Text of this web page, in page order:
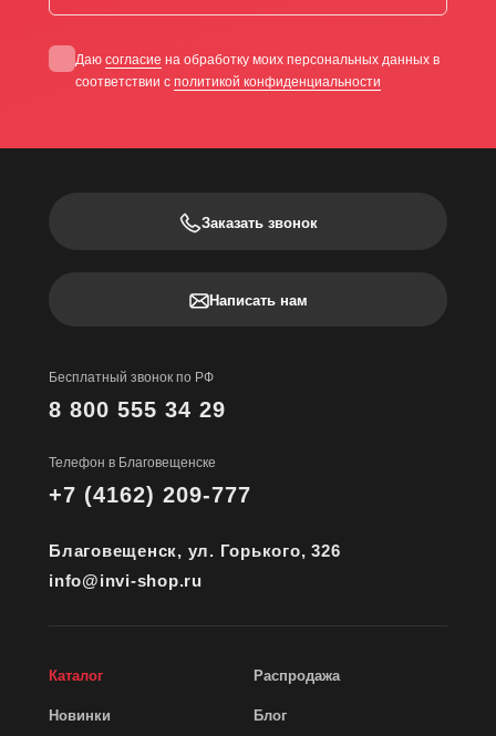
Даю согласие на обработку моих персональных данных в
соответствии с политикой конфиденциальности
Заказать звонок
Написать нам
Бесплатный звонок по РФ
8 800 555 34 29
Телефон в Благовещенске
+7 (4162) 209-777
Благовещенск, ул. Горького, 326
info@invi-shop.ru
Каталог Распродажа
Новинки Блог